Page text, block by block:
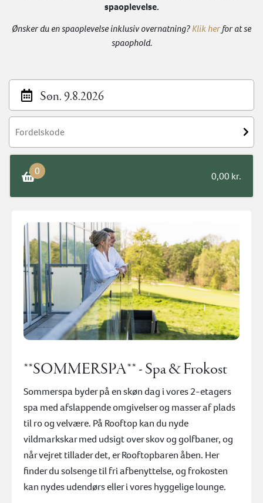
spaoplevelse.
Ønsker du en spaoplevelse inklusiv overnatning?Klik herfor at se
spaophold.
Søn. 9.8.2026
0 0,00 kr.
Gå til betaling
Indløs Gavekort. Gavekortkode Skal Tastes Nøjagtig Som På Beviset
**SOMMERSPA** - Spa & Frokost
Sommerspa byder på en skøn dag i vores 2-etagers
spa med afslappende omgivelser og masser af plads
til ro og velvære. På Rooftop kan du nyde
vildmarkskar med udsigt over skov og golfbaner, og
når vejret tillader det, er Rooftopbaren åben. Her
finder du solsenge til fri afbenyttelse, og frokosten
kan nydes udendørs eller i vores hyggelige lounge.